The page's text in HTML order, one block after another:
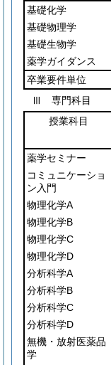
基礎化学
基礎物理学
基礎生物学
薬学ガイダンス
卒業要件単位
Ⅲ 専門科目
授業科目
薬学セミナー
コミュニケーショ
ン入門
物理化学A
物理化学B
物理化学C
物理化学D
分析科学A
分析科学B
分析科学C
分析科学D
無機・放射医薬品
学